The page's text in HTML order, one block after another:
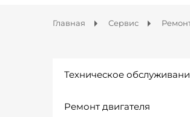
Главная Сервис
Техническое
Ремонт двигателя